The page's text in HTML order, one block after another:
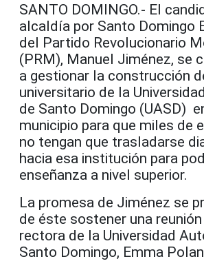
SANTO DOMINGO.- El
alcaldía por Santo Domingo
del Partido Revolucionario
(PRM), Manuel Jiménez, se
a gestionar la construcción
universitario de la
de Santo Domingo (UASD)
municipio para que miles de
no tengan que trasladarse
hacia esa institución para
enseñanza a nivel superior.
La promesa de Jiménez se
de éste sostener una
rectora de la Universidad
Santo Domingo, Emma